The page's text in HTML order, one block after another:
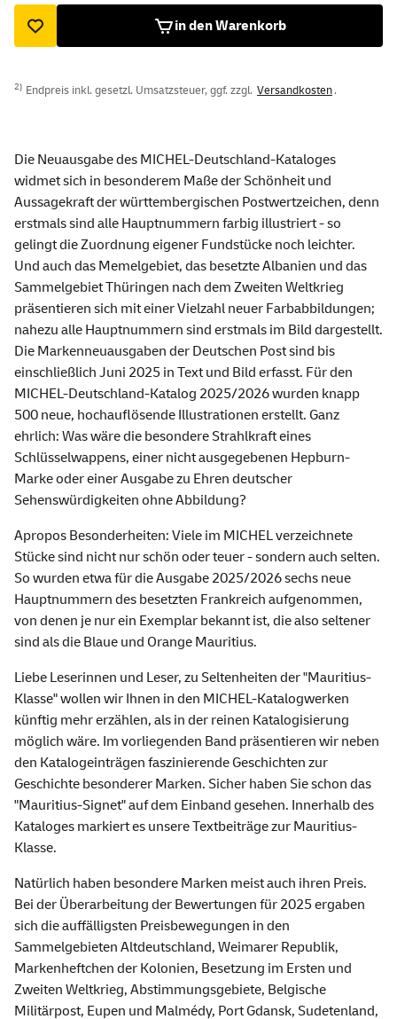
in den Warenkorb
2) Endpreis inkl. gesetzl. Umsatzsteuer, ggf. zzgl. Versandkosten.
Die Neuausgabe des MICHEL-Deutschland-Kataloges
widmet sich in besonderem Maße der Schönheit und
Aussagekraft der württembergischen Postwertzeichen, denn
erstmals sind alle Hauptnummern farbig illustriert - so
gelingt die Zuordnung eigener Fundstücke noch leichter.
Und auch das Memelgebiet, das besetzte Albanien und das
Sammelgebiet Thüringen nach dem Zweiten Weltkrieg
präsentieren sich mit einer Vielzahl neuer Farbabbildungen;
nahezu alle Hauptnummern sind erstmals im Bild dargestellt.
Die Markenneuausgaben der Deutschen Post sind bis
einschließlich Juni 2025 in Text und Bild erfasst. Für den
MICHEL-Deutschland-Katalog 2025/2026 wurden knapp
500 neue, hochauflösende Illustrationen erstellt. Ganz
ehrlich: Was wäre die besondere Strahlkraft eines
Schlüsselwappens, einer nicht ausgegebenen Hepburn-
Marke oder einer Ausgabe zu Ehren deutscher
Sehenswürdigkeiten ohne Abbildung?
Apropos Besonderheiten: Viele im MICHEL verzeichnete
Stücke sind nicht nur schön oder teuer - sondern auch selten.
So wurden etwa für die Ausgabe 2025/2026 sechs neue
Hauptnummern des besetzten Frankreich aufgenommen,
von denen je nur ein Exemplar bekannt ist, die also seltener
sind als die Blaue und Orange Mauritius.
Liebe Leserinnen und Leser, zu Seltenheiten der "Mauritius-
Klasse" wollen wir Ihnen in den MICHEL-Katalogwerken
künftig mehr erzählen, als in der reinen Katalogisierung
möglich wäre. Im vorliegenden Band präsentieren wir neben
den Katalogeinträgen faszinierende Geschichten zur
Geschichte besonderer Marken. Sicher haben Sie schon das
"Mauritius-Signet" auf dem Einband gesehen. Innerhalb des
Kataloges markiert es unsere Textbeiträge zur Mauritius-
Klasse.
Natürlich haben besondere Marken meist auch ihren Preis.
Bei der Überarbeitung der Bewertungen für 2025 ergaben
sich die auffälligsten Preisbewegungen in den
Sammelgebieten Altdeutschland, Weimarer Republik,
Markenheftchen der Kolonien, Besetzung im Ersten und
Zweiten Weltkrieg, Abstimmungsgebiete, Belgische
Militärpost, Eupen und Malmédy, Port Gdansk, Sudetenland,